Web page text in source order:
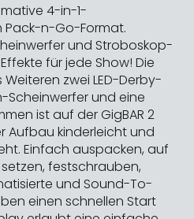
4-in-1-
Pack-n-Go-Format.
und Stroboskop-
für jede Show! Die
zwei LED-Derby-
Scheinwerfer und eine
ist auf der GigBAR 2
Aufbau kinderleicht und
Einfach auspacken, auf
festschrauben,
und Sound-To-
einen schnellen Start